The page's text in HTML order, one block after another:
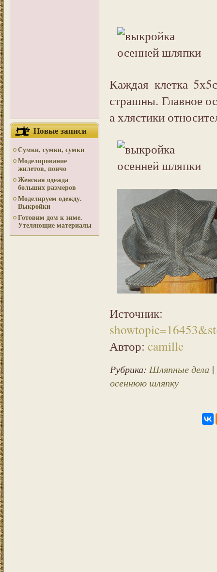
Новые записи
Сумки, сумки, сумки
Моделирование
жилетов, пончо
Женская одежда
больших размеров
Моделируем одежду.
Выкройки
Готовим дом к зиме.
Утеляющие материалы
Каждая клетка
страшны. Главное
а хлястики
Автор: camille
Рубрика: Шляпные дела
осеннюю шляпку